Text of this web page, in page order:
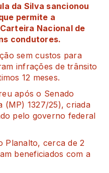
da Silva sancionou
permite a
Nacional de
condutores.
sem custos para
infrações de trânsito
12 meses.
após o Senado
(MP) 1327/25), criada
pelo governo federal
Planalto, cerca de 2
beneficiados com a